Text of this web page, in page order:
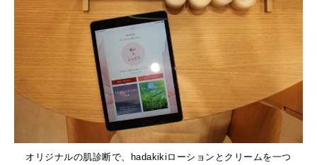
オリジナルの肌診断で、hadakikiローションとクリームを一つ